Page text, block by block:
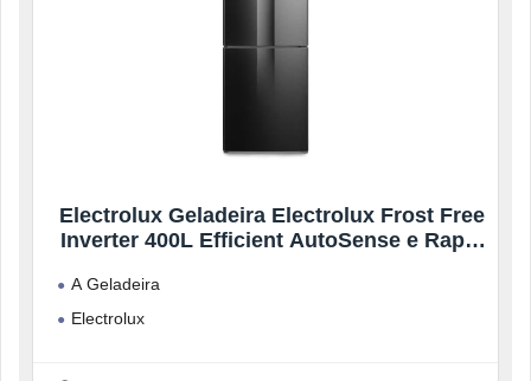
Electrolux Geladeira Electrolux Frost Free
Inverter 400L Efficient AutoSense e Rapid
A Geladeira
Electrolux